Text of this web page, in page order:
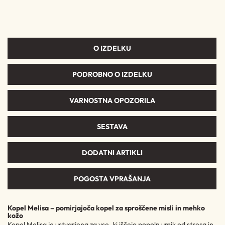
O IZDELKU
PODROBNO O IZDELKU
VARNOSTNA OPOZORILA
SESTAVA
DODATNI ARTIKLI
POGOSTA VPRAŠANJA
Kopel Melisa – pomirjajoča kopel za sproščene misli in mehko
kožo